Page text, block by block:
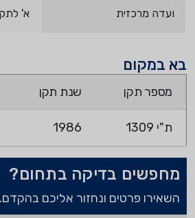
ועדה מרכזית א'
בא במקום
מספר תקן שנת תקן
ת"י 1309 1986
מחפשים בדיקה בתחום?
השאירו פרטים ונחזור אליכם בהקדם.